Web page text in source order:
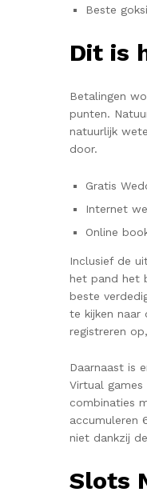
Beste
Dit is
Betalingen
punten.
natuurlijk
door.
Gratis
Internet
Online
Inclusief de
het pand het
beste
te kijken naar
registreren
Daarnaast is
Virtual
combinaties
accumuleren
niet dankzij
Slots